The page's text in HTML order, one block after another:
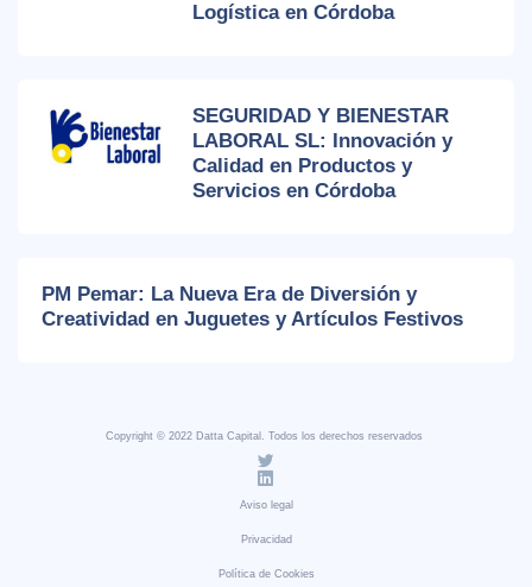
Logística en Córdoba
SEGURIDAD Y BIENESTAR
LABORAL SL: Innovación y
Calidad en Productos y
Servicios en Córdoba
PM Pemar: La Nueva Era de Diversión y
Creatividad en Juguetes y Artículos Festivos
Copyright © 2022 Datta Capital. Todos los derechos reservados
Aviso legal
Privacidad
Política de Cookies